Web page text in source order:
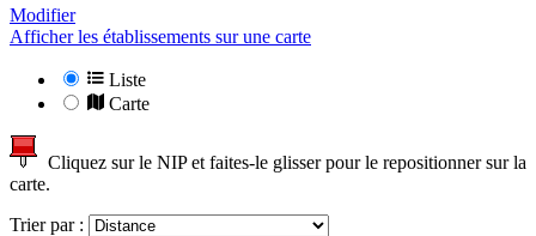
Modifier
Afficher les établissements sur une carte
Liste
Carte
Cliquez sur le NIP et faites-le glisser pour le repositionner sur la
carte.
Trier par :